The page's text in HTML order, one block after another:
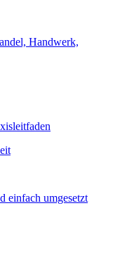
Handwerk,
einfach umgesetzt